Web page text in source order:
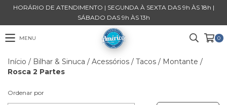
HORÁRIO DE ATENDIMENTO | SEGUNDA À SEXTA DAS 9h ÀS 18h |
SÁBADO DAS 9h ÀS 13h
MENU 0
Início / Bilhar & Sinuca / Acessórios / Tacos / Montante /
Rosca 2 Partes
Ordenar por